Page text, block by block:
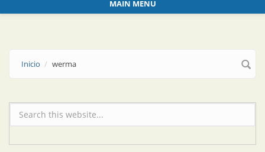
MAIN MENU
Inicio werma
Formulario de búsqueda